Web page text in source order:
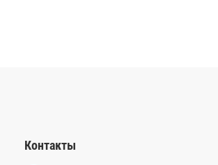
Контакты